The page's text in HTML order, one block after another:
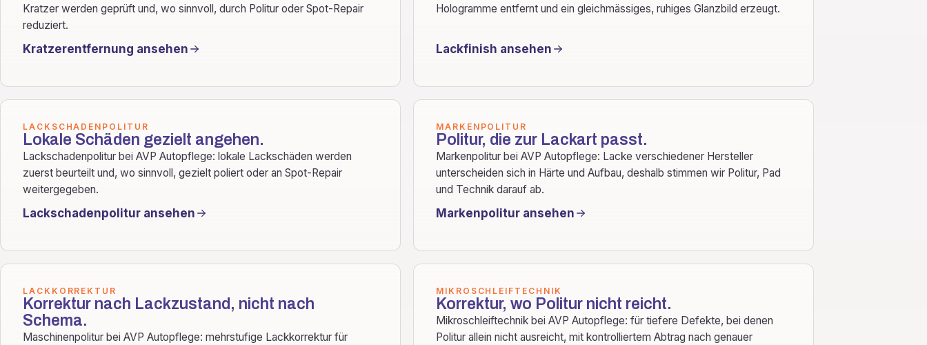
Kratzer werden geprüft und, wo sinnvoll, durch Politur oder Spot-Repair
reduziert.
Kratzerentfernung ansehen
Hologramme entfernt und ein gleichmässiges, ruhiges Glanzbild erzeugt.
Lackfinish ansehen
LACKSCHADENPOLITUR
Lokale Schäden gezielt angehen.
Lackschadenpolitur bei AVP Autopflege: lokale Lackschäden werden
zuerst beurteilt und, wo sinnvoll, gezielt poliert oder an Spot-Repair
weitergegeben.
Lackschadenpolitur ansehen
MARKENPOLITUR
Politur, die zur Lackart passt.
Markenpolitur bei AVP Autopflege: Lacke verschiedener Hersteller
unterscheiden sich in Härte und Aufbau, deshalb stimmen wir Politur, Pad
und Technik darauf ab.
Markenpolitur ansehen
LACKKORREKTUR
Korrektur nach Lackzustand, nicht nach
Schema.
Maschinenpolitur bei AVP Autopflege: mehrstufige Lackkorrektur für
MIKROSCHLEIFTECHNIK
Korrektur, wo Politur nicht reicht.
Mikroschleiftechnik bei AVP Autopflege: für tiefere Defekte, bei denen
Politur allein nicht ausreicht, mit kontrolliertem Abtrag nach genauer